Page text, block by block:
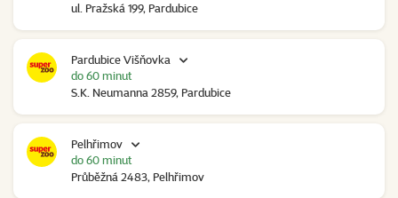
ul. Pražská 199, Pardubice
Pardubice Višňovka
S.K. Neumanna 2859, Pardubice
do 60 minut
Pelhřimov
Průběžná 2483, Pelhřimov
do 60 minut